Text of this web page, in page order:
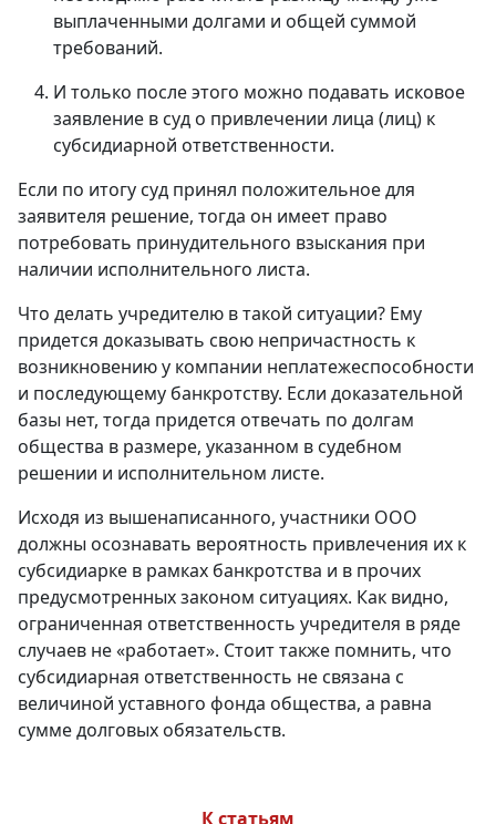
выплаченными долгами и общей суммой
требований.
И только после этого можно подавать исковое
заявление в суд о привлечении лица (лиц) к
субсидиарной ответственности.
Если по итогу суд принял положительное для
заявителя решение, тогда он имеет право
потребовать принудительного взыскания при
наличии исполнительного листа.
Что делать учредителю в такой ситуации? Ему
придется доказывать свою непричастность к
возникновению у компании неплатежеспособности
и последующему банкротству. Если доказательной
базы нет, тогда придется отвечать по долгам
общества в размере, указанном в судебном
решении и исполнительном листе.
Исходя из вышенаписанного, участники ООО
должны осознавать вероятность привлечения их к
субсидиарке в рамках банкротства и в прочих
предусмотренных законом ситуациях. Как видно,
ограниченная ответственность учредителя в ряде
случаев не «работает». Стоит также помнить, что
субсидиарная ответственность не связана с
величиной уставного фонда общества, а равна
сумме долговых обязательств.
К статьям